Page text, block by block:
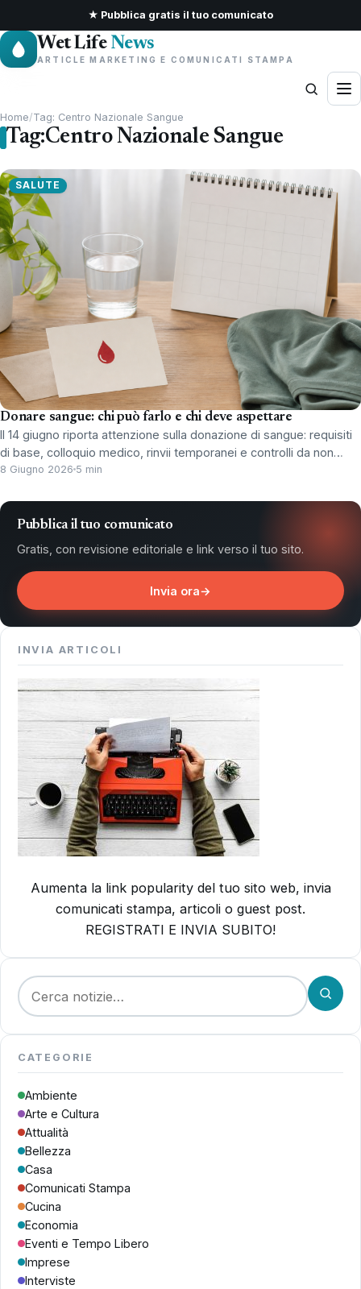
★ Pubblica gratis il tuo comunicato
Wet Life News
ARTICLE MARKETING E COMUNICATI STAMPA
Home/Tag: Centro Nazionale Sangue
Tag:Centro Nazionale Sangue
SALUTE
Donare sangue: chi può farlo e chi deve aspettare
Il 14 giugno riporta attenzione sulla donazione di sangue: requisiti
di base, colloquio medico, rinvii temporanei e controlli da non…
8 Giugno 2026 5 min
Pubblica il tuo comunicato
Gratis, con revisione editoriale e link verso il tuo sito.
Invia ora→
INVIA ARTICOLI
Aumenta la link popularity del tuo sito web, invia
comunicati stampa, articoli o guest post.
REGISTRATI E INVIA SUBITO!
Cerca:
CATEGORIE
Ambiente
Arte e Cultura
Attualità
Bellezza
Casa
Comunicati Stampa
Cucina
Economia
Eventi e Tempo Libero
Imprese
Interviste